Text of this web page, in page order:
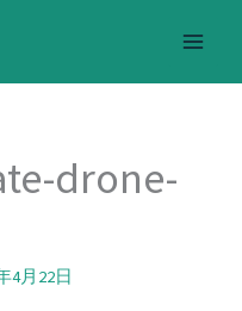
drone-
4月22日